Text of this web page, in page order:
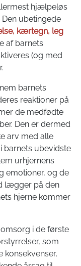
hjælpeløs
ubetingede
kærtegn, leg
af barnets
(og med
barnets
reaktioner på
de medfødte
Den er dermed
arv med alle
barnets ubevidste
urhjernens
emotioner, og de
lægger på den
hjerne kommer
i de første
som
konsekvenser,